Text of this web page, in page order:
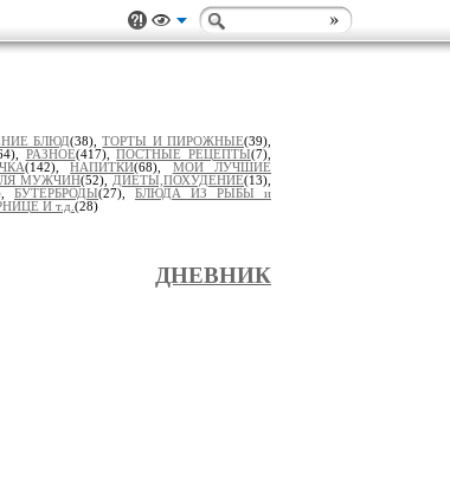
БЛЮД(38),ТОРТЫ И ПИРОЖНЫЕ(39),
РАЗНОЕ(417),ПОСТНЫЕ РЕЦЕПТЫ(7),
(142),НАПИТКИ(68), МОИ ЛУЧШИЕ
МУЖЧИН(52), ДИЕТЫ,ПОХУДЕНИЕ(13),
БУТЕРБРОДЫ(27), БЛЮДА ИЗ РЫБЫ и
И т.д. (28)
ДНЕВНИК